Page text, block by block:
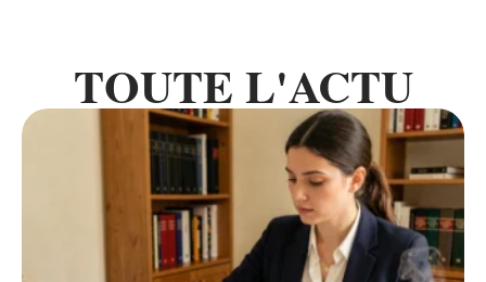
TOUTE L'ACTU